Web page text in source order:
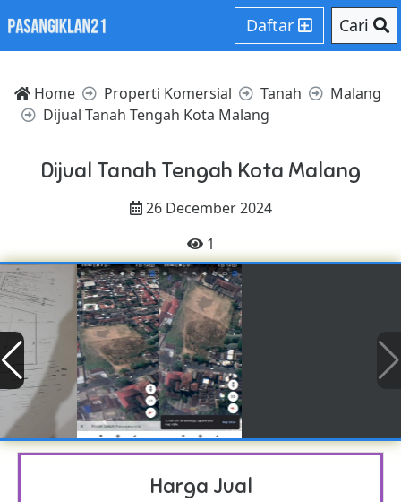
Daftar Cari
Home Properti Komersial Tanah
Malang
Dijual Tanah Tengah Kota Malang
Dijual Tanah Tengah Kota Malang
26 December 2024
1
Harga Jual